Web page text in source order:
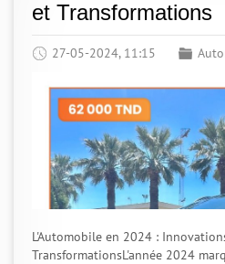
et Transformations
27-05-2024, 11:15
L'Automobile en 2024 :
TransformationsL'année 2024